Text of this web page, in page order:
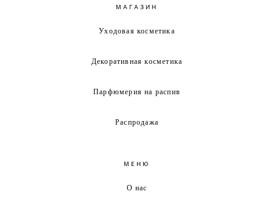
МАГАЗИН
Уходовая косметика
Декоративная косметика
Парфюмерия на распив
Распродажа
МЕНЮ
О нас